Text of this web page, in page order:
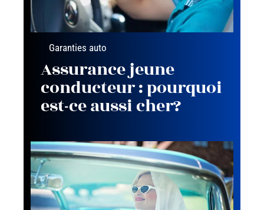
Garanties auto
Assurance jeune
conducteur : pourquoi
est-ce aussi cher?